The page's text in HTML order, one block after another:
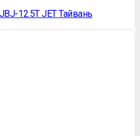
12.5T JET Тайвань